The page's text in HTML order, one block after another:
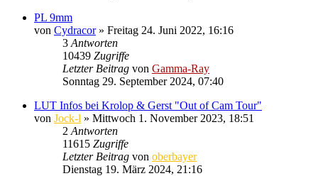
PL 9mm
von Cydracor» Freitag 24. Juni 2022, 16:16
3 Antworten
10439 Zugriffe
Letzter Beitrag von Gamma-Ray
Sonntag 29. September 2024, 07:40
LUT Infos bei Krolop & Gerst "Out of Cam Tour"
von Jock-l » Mittwoch 1. November 2023, 18:51
2 Antworten
11615 Zugriffe
Letzter Beitrag von oberbayer
Dienstag 19. März 2024, 21:16